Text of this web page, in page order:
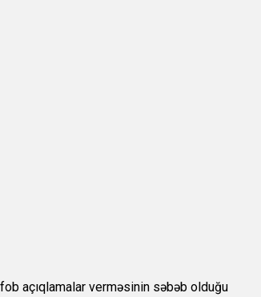
açıqlamalar verməsinin səbəb olduğu